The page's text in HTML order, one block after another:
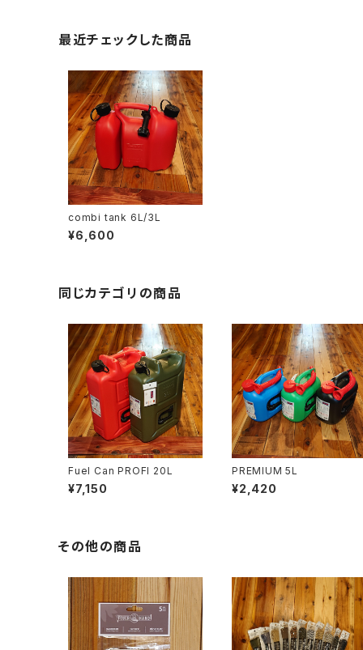
最近チェックした商品
combi tank 6L/3L
¥6,600
同じカテゴリの商品
Fuel Can PROFI 20L
¥7,150
PREMIUM 5L
¥2,420
その他の商品